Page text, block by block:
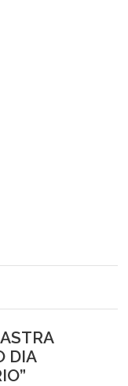
DIA
”